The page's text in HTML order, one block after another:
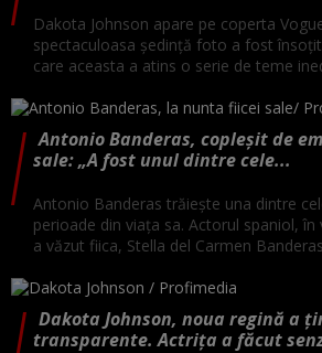
Dakota Johnson apare pe coperta
spectaculoasa ședință foto a fost
care aceasta a atins o serie de teme
Antonio Banderas, copleșit de
sale: „A fost unul dintre cele...
Antonio Banderas trăiește una dintre
perioade din viața sa. Actorul spaniol, în
a văzut fiica, Stella del Carmen
Dakota Johnson, noua regină a
transparente. Actrița a făcut